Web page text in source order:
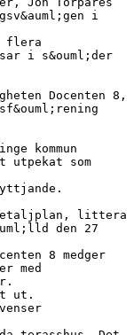
i
flera
i s&ouml;der
Docenten 8,
kommun
utpekat som
detaljplan, littera
den 27
8 medger
med
ut.